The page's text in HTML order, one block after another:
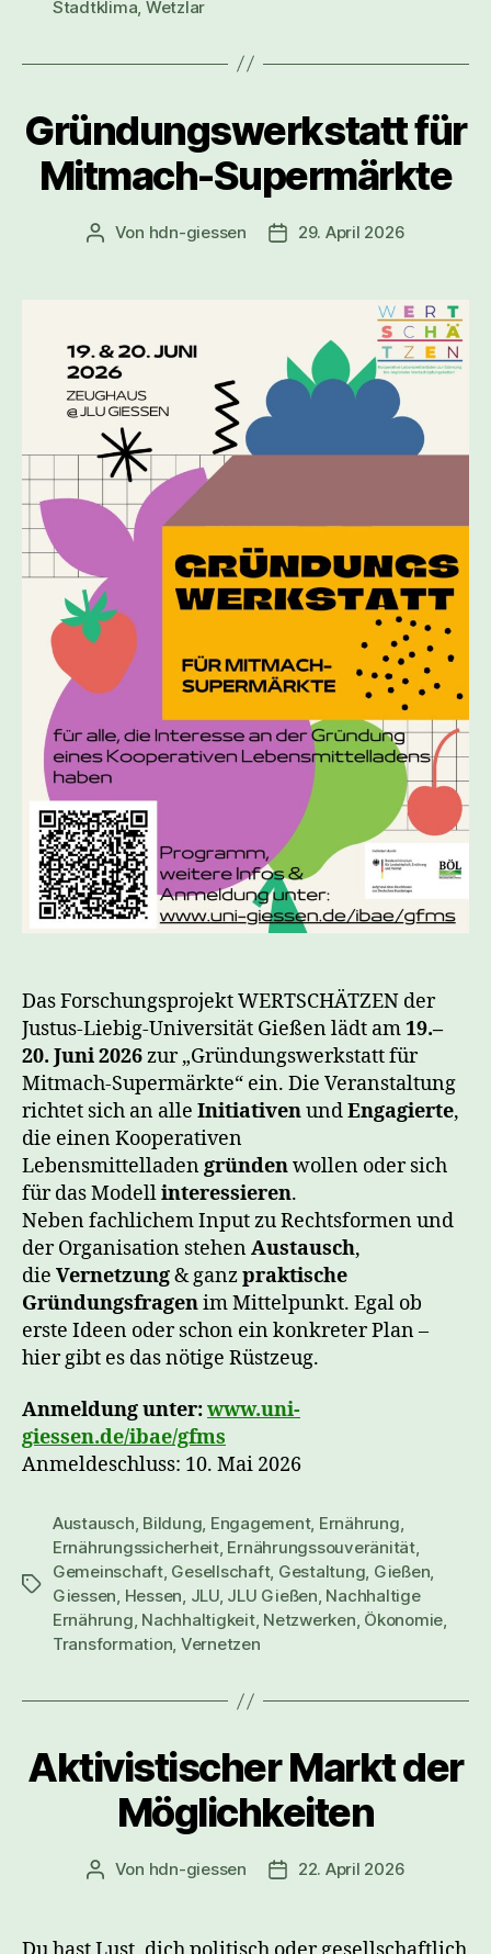
Stadtklima, Wetzlar
Gründungswerkstatt für
Mitmach-Supermärkte
Beitragsautor
Von hdn-giessen Veröffentlichungsdatum
29. April 2026
Das Forschungsprojekt WERTSCHÄTZEN der
Justus-Liebig-Universität Gießen lädt am19.–
20. Juni 2026zur „Gründungswerkstatt für
Mitmach-Supermärkte“ ein. Die Veranstaltung
richtet sich an alle InitiativenundEngagierte,
die einen Kooperativen
Lebensmittelladengründenwollen oder sich
für das Modellinteressieren.
Neben fachlichem Input zu Rechtsformen und
der Organisation stehenAustausch,
die Vernetzung& ganzpraktische
Gründungsfragenim Mittelpunkt. Egal ob
erste Ideen oder schon ein konkreter Plan –
hier gibt es das nötige Rüstzeug.
Anmeldung unter:www.uni-
giessen.de/ibae/gfms
Anmeldeschluss: 10. Mai 2026
Schlagwörter
Austausch, Bildung, Engagement, Ernährung,
Ernährungssicherheit, Ernährungssouveränität,
Gemeinschaft, Gesellschaft, Gestaltung, Gießen,
Giessen, Hessen, JLU, JLU Gießen, Nachhaltige
Ernährung, Nachhaltigkeit, Netzwerken, Ökonomie,
Transformation, Vernetzen
Aktivistischer Markt der
Möglichkeiten
Beitragsautor
Von hdn-giessen Veröffentlichungsdatum
22. April 2026